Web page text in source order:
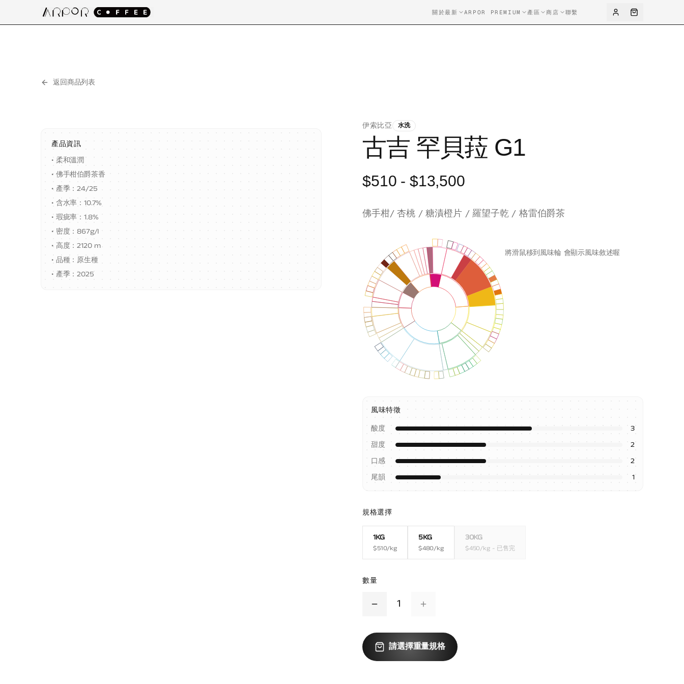
關於最新 ARPOR PREMIUM 產區 商店 聯繫
返回商品列表
產品資訊
• 柔和溫潤
• 佛手柑伯爵茶香
• 產季：24/25
• 含水率：10.7%
• 瑕疵率：1.8%
• 密度：867g/I
• 高度：2120 m
• 品種：原生種
• 產季：2025
伊索比亞 水洗
古吉 罕貝菈 G1
$510 - $13,500
佛手柑/ 杏桃 / 糖漬橙片 / 羅望子乾 / 格雷伯爵茶
將滑鼠移到風味輪 會顯示風味敘述喔
風味特徵
酸度
3
甜度
2
口感
2
尾韻
1
規格選擇
1KG
$510/kg
5KG
$480/kg
30KG
$450/kg- 已售完
數量
1
請選擇重量規格